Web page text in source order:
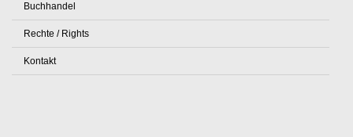
Buchhandel
Rechte / Rights
Kontakt